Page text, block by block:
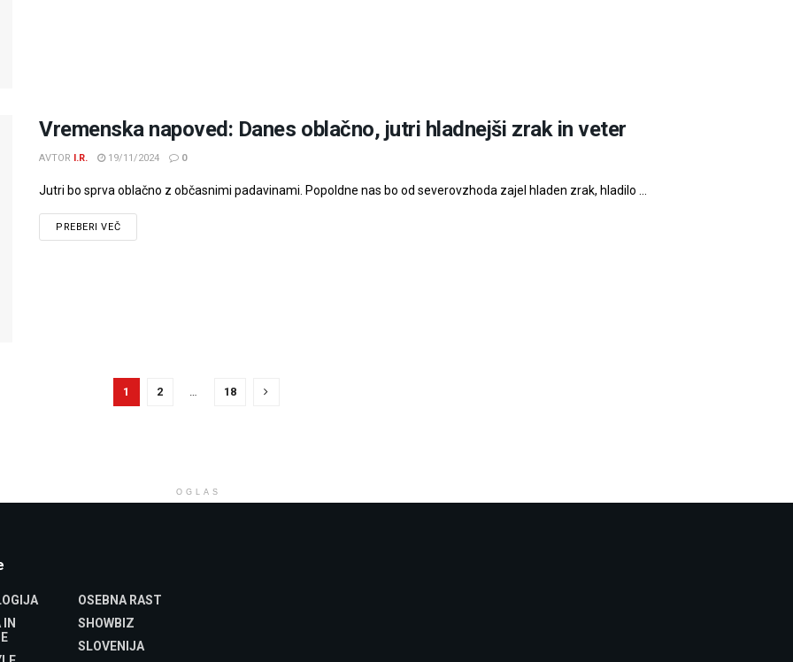
Vremenska napoved: Danes oblačno, jutri hladnejši zrak in veter
AVTOR I.R. 19/11/2024 0
Jutri bo sprva oblačno z občasnimi padavinami. Popoldne nas bo od severovzhoda zajel hladen zrak, hladilo ...
PREBERI VEČ
1 2 18
OGLAS
IN
OSEBNA RAST
SHOWBIZ
SLOVENIJA